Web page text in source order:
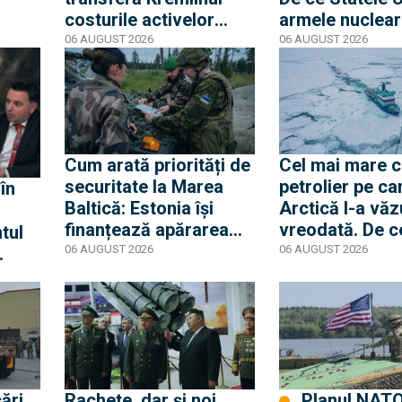
costurile activelor
strategice către
sectorul privat agreat,
fără să renunțe la
control
06 AUGUST 2026
armele
tactice în
politicii de
06 AUGUST 2026
Cum arată priorități de
securitate la Marea
Baltică: Estonia își
finanțează apărarea
antiaeriană și
Ucrainei prin
programul european
SAFE
06 AUGUST 2026
Cel mai mare
petrolier pe
Arctică l-a
vreodată. De
își asumă
06 AUGUST 2026